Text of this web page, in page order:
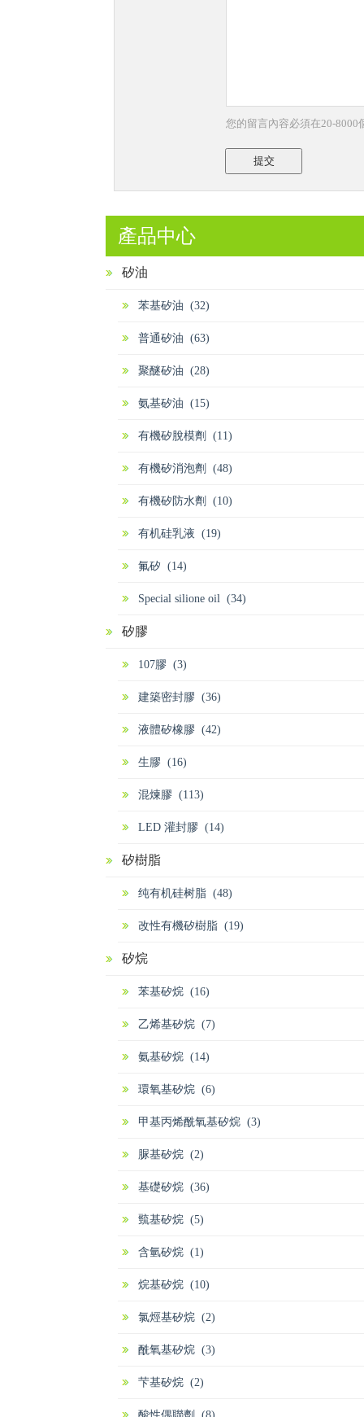
您的留言內容必須在20-8000
提交
產品中心
矽油
苯基矽油 (32)
普通矽油 (63)
聚醚矽油 (28)
氨基矽油 (15)
有機矽脫模劑 (11)
有機矽消泡劑 (48)
有機矽防水劑 (10)
有机硅乳液 (19)
氟矽 (14)
Special silione oil (34)
矽膠
107膠 (3)
建築密封膠 (36)
液體矽橡膠 (42)
生膠 (16)
混煉膠 (113)
LED 灌封膠 (14)
矽樹脂
纯有机硅树脂 (48)
改性有機矽樹脂 (19)
矽烷
苯基矽烷 (16)
乙烯基矽烷 (7)
氨基矽烷 (14)
環氧基矽烷 (6)
甲基丙烯酰氧基矽烷 (3)
脲基矽烷 (2)
基礎矽烷 (36)
巰基矽烷 (5)
含氫矽烷 (1)
烷基矽烷 (10)
氯烴基矽烷 (2)
酰氧基矽烷 (3)
芐基矽烷 (2)